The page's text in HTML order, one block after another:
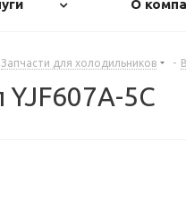
О
Запчасти для холодильников -
5C